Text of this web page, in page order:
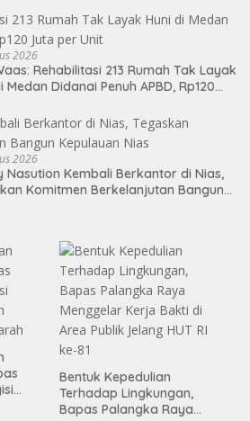
2026
Rehabilitasi 213 Rumah Tak Layak
Medan Didanai Penuh APBD, Rp120
2026
Nasution Kembali Berkantor di Nias,
Komitmen Berkelanjutan Bangun
Bentuk Kepedulian
Terhadap Lingkungan,
Bapas Palangka Raya